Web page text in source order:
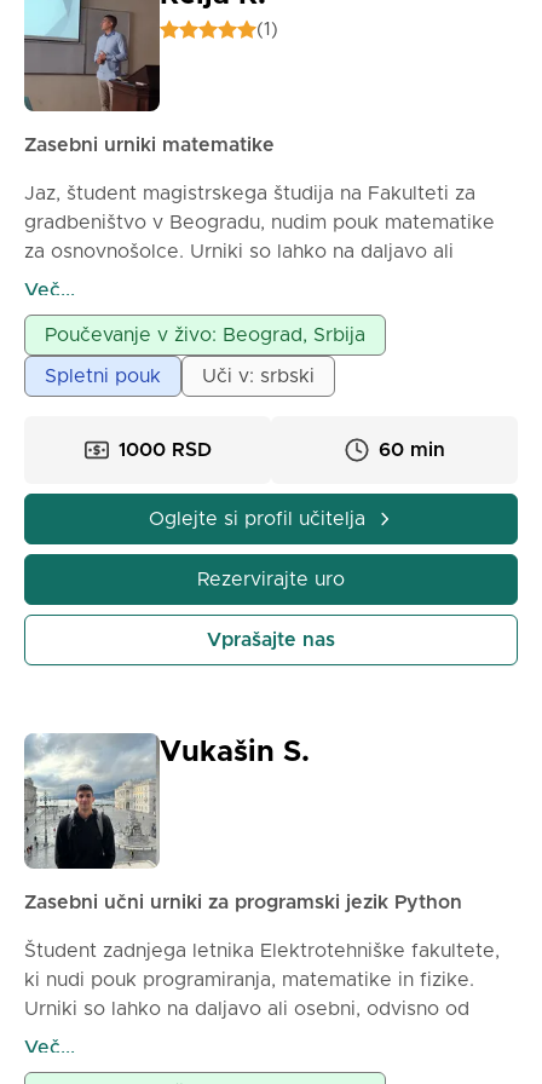
💰 Cene ur:
- Osnovna šola: 1200 RSD / 60 min
- Srednja šola: 1400 RSD / 60 min
- Priprava na mali maturi: 1500 RSD / 60 min
60 min
Poleg matematike ponujam tudi ure fizike in
informatike, s posebnim poudarkom na razvoju
priprave na nadaljnje STEM izobraževanje.
(1)
Zasebni urniki matematike
Jaz, študent magistrskega študija na Fakulteti za
gradbeništvo v Beogradu, nudim pouk matematike
za osnovnošolce. Urniki so lahko na daljavo ali
osebno, odvisno od dogovorene ureditve.
Več...
Poučevanje v živo: Beograd, Srbija
Spletni pouk Uči v: srbski
1000 RSD 60 min
Oglejte si profil učitelja
Rezervirajte uro
Vprašajte nas
Vukašin S.
Zasebni učni urniki za programski jezik Python
Študent zadnjega letnika Elektrotehniške fakultete,
ki nudi pouk programiranja, matematike in fizike.
Urniki so lahko na daljavo ali osebni, odvisno od
dogovora.
Več...